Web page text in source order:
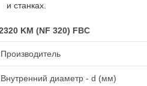
и станках.
KM (NF 320) FBC
Производитель
Внутренний диаметр - d (мм)